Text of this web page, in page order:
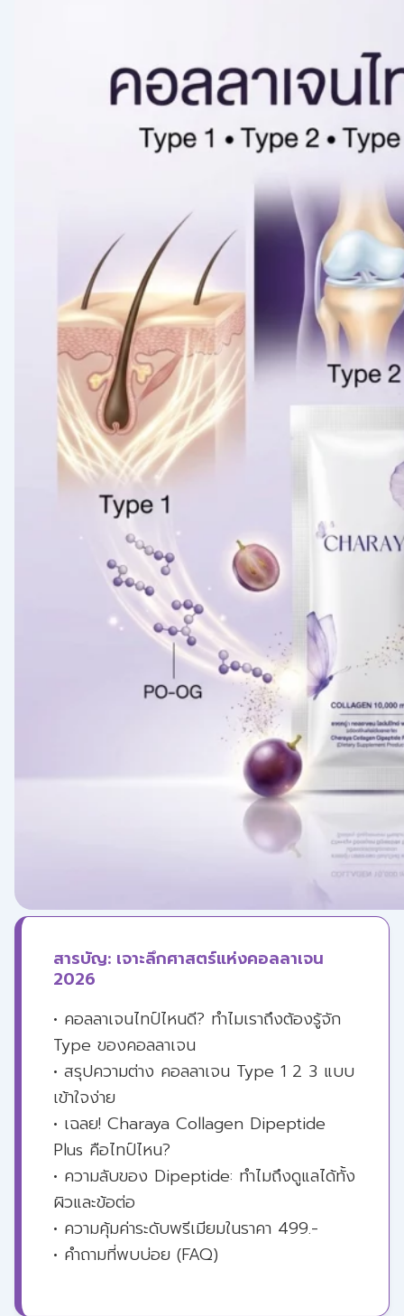
สารบัญ: เจาะลึกศาสตร์แห่งคอลลาเจน
2026
• คอลลาเจนไทป์ไหนดี? ทำไมเราถึงต้องรู้จัก
Type ของคอลลาเจน
• สรุปความต่าง คอลลาเจน Type 1 2 3 แบบ
เข้าใจง่าย
• เฉลย! Charaya Collagen Dipeptide
Plus คือไทป์ไหน?
• ความลับของ Dipeptide: ทำไมถึงดูแลได้ทั้ง
ผิวและข้อต่อ
• ความคุ้มค่าระดับพรีเมียมในราคา 499.-
• คำถามที่พบบ่อย (FAQ)